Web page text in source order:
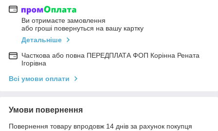
Ви отримаєте замовлення
або гроші повернуться на вашу картку
Детальніше
Часткова або повна ПЕРЕДПЛАТА ФОП Корінна Рената
Ігорівна
Всі умови оплати
Умови повернення
Повернення товару впродовж 14 днів за рахунок покупця